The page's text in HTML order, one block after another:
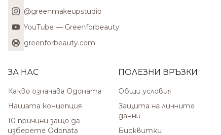
@greenmakeupstudio
YouTube — Greenforbeauty
greenforbeauty.com
ЗА НАС
Какво означава Одоната
Нашата концепция
10 причини защо да
изберете Odonata
ПОЛЕЗНИ ВРЪЗКИ
Общи условия
Защита на личните
данни
Бисквитки